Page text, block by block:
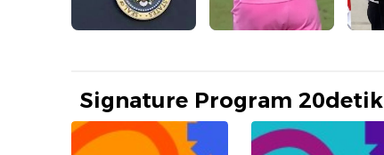
Signature Program 20detik